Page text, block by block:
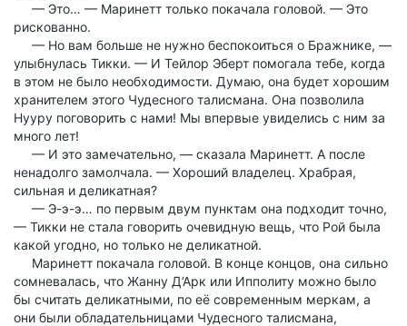
— Это… — Маринетт только покачала головой. — Это
рискованно.
— Но вам больше не нужно беспокоиться о Бражнике, —
улыбнулась Тикки. — И Тейлор Эберт помогала тебе, когда
в этом не было необходимости. Думаю, она будет хорошим
хранителем этого Чудесного талисмана. Она позволила
Нууру поговорить с нами! Мы впервые увиделись с ним за
много лет!
— И это замечательно, — сказала Маринетт. А после
ненадолго замолчала. — Хороший владелец. Храбрая,
сильная и деликатная?
— Э-э-э… по первым двум пунктам она подходит точно,
— Тикки не стала говорить очевидную вещь, что Рой была
какой угодно, но только не деликатной.
Маринетт покачала головой. В конце концов, она сильно
сомневалась, что Жанну Д’Арк или Ипполиту можно было
бы считать деликатными, по её современным меркам, а
они были обладательницами Чудесного талисмана,